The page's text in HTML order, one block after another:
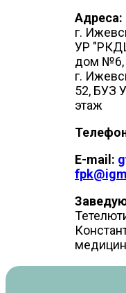
Адреса:
г.
УР
дом №6,
г.
52, БУЗ
этаж
E-mail: